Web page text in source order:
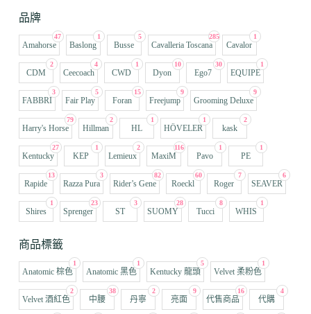
品牌
47
Amahorse
1
Baslong
5
Busse
285
Cavalleria Toscana
1
Cavalor
2
CDM
4
Ceecoach
1
CWD
10
Dyon
30
Ego7
1
EQUIPE
3
FABBRI
5
Fair Play
15
Foran
9
Freejump
9
Grooming Deluxe
79
Harry's Horse
2
Hillman
1
HL
1
HÖVELER
2
kask
27
Kentucky
1
KEP
2
Lemieux
116
MaxiM
1
Pavo
1
PE
13
Rapide
3
Razza Pura
82
Rider’s Gene
60
Roeckl
7
Roger
6
SEAVER
1
Shires
23
Sprenger
3
ST
28
SUOMY
8
Tucci
1
WHIS
商品標籤
1
Anatomic 棕色
1
Anatomic 黑色
5
Kentucky 龍頭
1
Velvet 柔粉色
2
Velvet 酒紅色
38
中腰
2
丹寧
9
亮面
16
代售商品
4
代購